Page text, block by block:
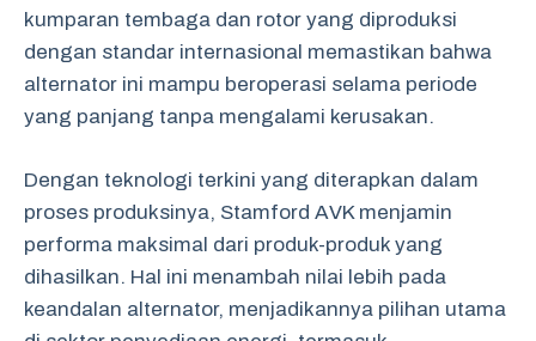
kumparan tembaga dan rotor yang diproduksi
dengan standar internasional memastikan bahwa
alternator ini mampu beroperasi selama periode
yang panjang tanpa mengalami kerusakan.
Dengan teknologi terkini yang diterapkan dalam
proses produksinya, Stamford AVK menjamin
performa maksimal dari produk-produk yang
dihasilkan. Hal ini menambah nilai lebih pada
keandalan alternator, menjadikannya pilihan utama